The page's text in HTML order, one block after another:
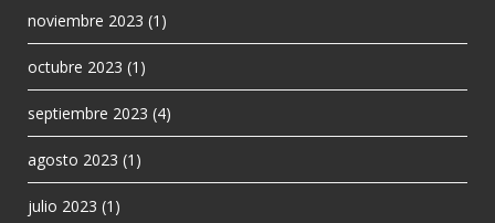
noviembre 2023 (1)
octubre 2023 (1)
septiembre 2023 (4)
agosto 2023 (1)
julio 2023 (1)